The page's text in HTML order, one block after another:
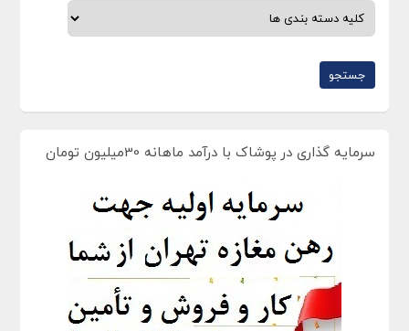
سرمایه گذاری در پوشاک با درآمد ماهانه 30میلیون تومان